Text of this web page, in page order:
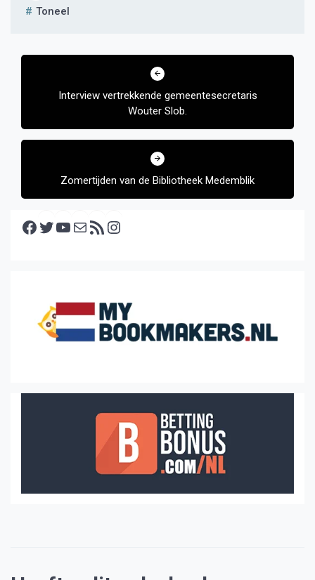
Toneel
Bericht
Interview vertrekkende gemeentesecretaris
Wouter Slob.
Zomertijden van de Bibliotheek Medemblik
Facebook Twitter YouTube E-mail RSS feed